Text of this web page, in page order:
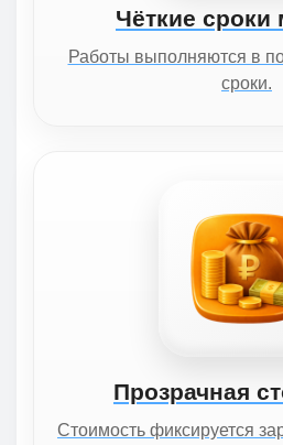
Чёткие сроки
Работы выполняются в
сроки.
Прозрачная
Стоимость фиксируется